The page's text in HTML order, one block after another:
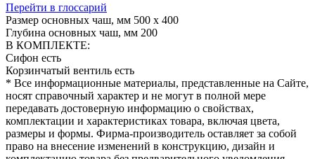
Перейти в глоссарий
Размер основных чаш, мм 500 х 400
Глубина основных чаш, мм 200
В КОМПЛЕКТЕ:
Сифон есть
Корзинчатый вентиль есть
* Все информационные материалы, представленные на Сайте,
носят справочный характер и не могут в полной мере
передавать достоверную информацию о свойствах,
комплектации и характеристиках товара, включая цвета,
размеры и формы. Фирма-производитель оставляет за собой
право на внесение изменений в конструкцию, дизайн и